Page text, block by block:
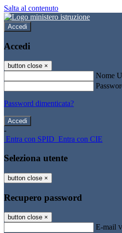
Salta al contenuto
Accedi
Accedi
button close ×
Nome
Password dimenticata?
-
Entra con SPID Entra con CIE
Seleziona utente
button close ×
Recupero password
button close ×
E-mail